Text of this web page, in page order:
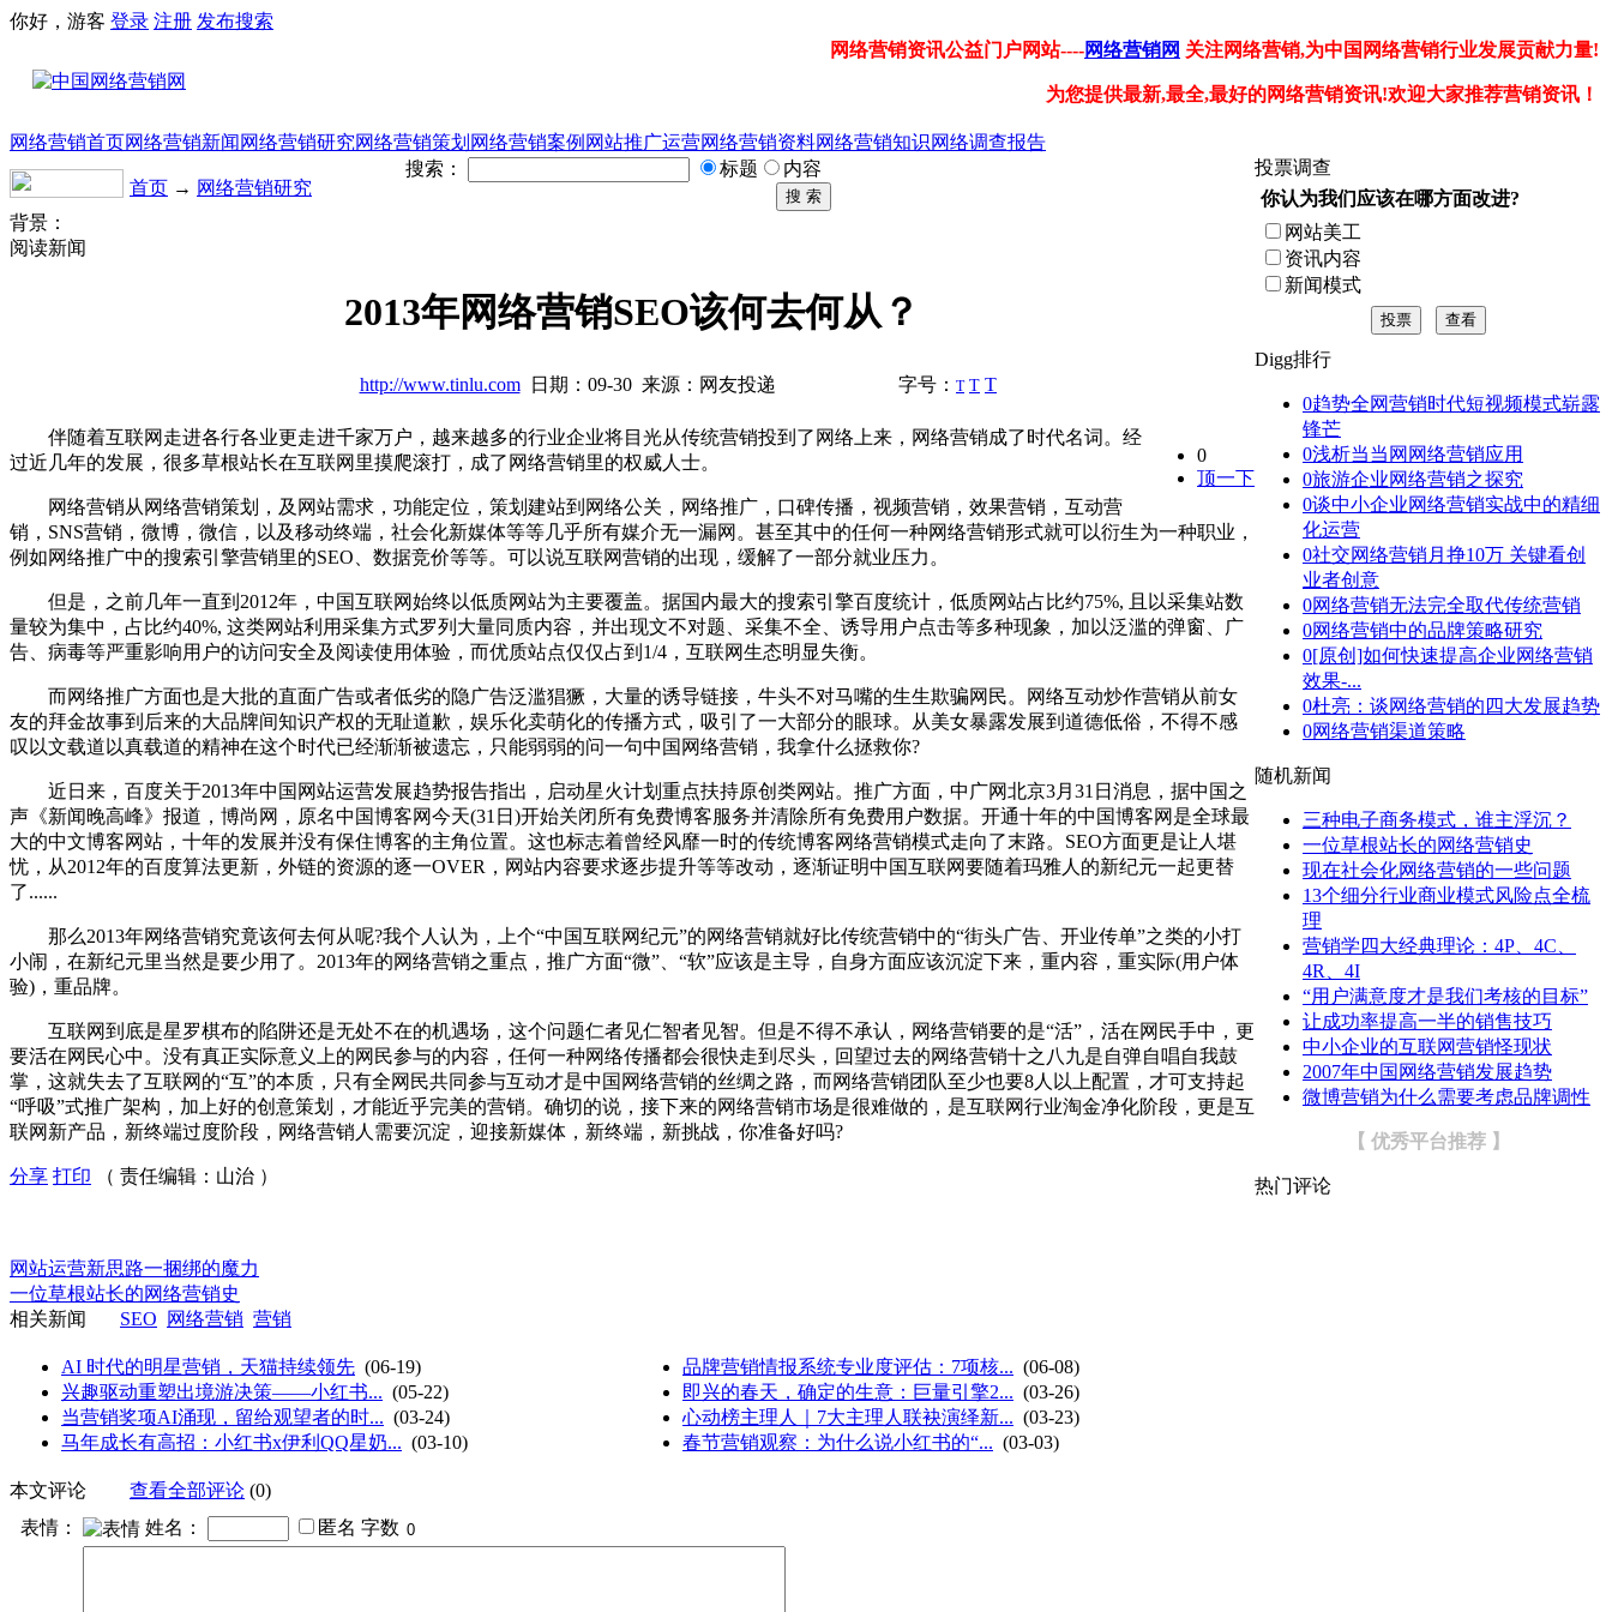
你好，游客 登录 注册 发布搜索
网络营销资讯公益门户网站----网络营销网 关注网络营销,为中国网络营销行业发展贡献力量!
为您提供最新,最全,最好的网络营销资讯!欢迎大家推荐营销资讯！
网络营销首页网络营销新闻 网络营销研究网络营销策划 网络营销案例 网站推广运营网络营销资料网络营销知识网络调查报告
首页 → 网络营销研究
搜索： 标题 内容
搜 索
背景：
阅读新闻
2013年网络营销SEO该何去何从？
http://www.tinlu.com日期：09-30 来源：网友投递 字号： T T T
0
顶一下
伴随着互联网走进各行各业更走进千家万户，越来越多的行业企业将目光从传统营销投到了网络上来，网络营销成了时代名词。经
过近几年的发展，很多草根站长在互联网里摸爬滚打，成了网络营销里的权威人士。
网络营销从网络营销策划，及网站需求，功能定位，策划建站到网络公关，网络推广，口碑传播，视频营销，效果营销，互动营
销，SNS营销，微博，微信，以及移动终端，社会化新媒体等等几乎所有媒介无一漏网。甚至其中的任何一种网络营销形式就可以衍生为一种职业，
例如网络推广中的搜索引擎营销里的SEO、数据竞价等等。可以说互联网营销的出现，缓解了一部分就业压力。
但是，之前几年一直到2012年，中国互联网始终以低质网站为主要覆盖。据国内最大的搜索引擎百度统计，低质网站占比约75%, 且以采集站数
量较为集中，占比约40%, 这类网站利用采集方式罗列大量同质内容，并出现文不对题、采集不全、诱导用户点击等多种现象，加以泛滥的弹窗、广
告、病毒等严重影响用户的访问安全及阅读使用体验，而优质站点仅仅占到1/4，互联网生态明显失衡。
而网络推广方面也是大批的直面广告或者低劣的隐广告泛滥猖獗，大量的诱导链接，牛头不对马嘴的生生欺骗网民。网络互动炒作营销从前女
友的拜金故事到后来的大品牌间知识产权的无耻道歉，娱乐化卖萌化的传播方式，吸引了一大部分的眼球。从美女暴露发展到道德低俗，不得不感
叹以文载道以真载道的精神在这个时代已经渐渐被遗忘，只能弱弱的问一句中国网络营销，我拿什么拯救你?
近日来，百度关于2013年中国网站运营发展趋势报告指出，启动星火计划重点扶持原创类网站。推广方面，中广网北京3月31日消息，据中国之
声《新闻晚高峰》报道，博尚网，原名中国博客网今天(31日)开始关闭所有免费博客服务并清除所有免费用户数据。开通十年的中国博客网是全球最
大的中文博客网站，十年的发展并没有保住博客的主角位置。这也标志着曾经风靡一时的传统博客网络营销模式走向了末路。SEO方面更是让人堪
忧，从2012年的百度算法更新，外链的资源的逐一OVER，网站内容要求逐步提升等等改动，逐渐证明中国互联网要随着玛雅人的新纪元一起更替
了......
那么2013年网络营销究竟该何去何从呢?我个人认为，上个“中国互联网纪元”的网络营销就好比传统营销中的“街头广告、开业传单”之类的小打
小闹，在新纪元里当然是要少用了。2013年的网络营销之重点，推广方面“微”、“软”应该是主导，自身方面应该沉淀下来，重内容，重实际(用户体
验)，重品牌。
互联网到底是星罗棋布的陷阱还是无处不在的机遇场，这个问题仁者见仁智者见智。但是不得不承认，网络营销要的是“活”，活在网民手中，更
要活在网民心中。没有真正实际意义上的网民参与的内容，任何一种网络传播都会很快走到尽头，回望过去的网络营销十之八九是自弹自唱自我鼓
掌，这就失去了互联网的“互”的本质，只有全网民共同参与互动才是中国网络营销的丝绸之路，而网络营销团队至少也要8人以上配置，才可支持起
“呼吸”式推广架构，加上好的创意策划，才能近乎完美的营销。确切的说，接下来的网络营销市场是很难做的，是互联网行业淘金净化阶段，更是互
联网新产品，新终端过度阶段，网络营销人需要沉淀，迎接新媒体，新终端，新挑战，你准备好吗?
分享 打印 （ 责任编辑：山治 ）
网站运营新思路一捆绑的魔力
一位草根站长的网络营销史
相关新闻
SEO 网络营销 营销
AI 时代的明星营销，天猫持续领先 (06-19)
兴趣驱动重塑出境游决策——小红书... (05-22)
当营销奖项AI涌现，留给观望者的时... (03-24)
马年成长有高招：小红书x伊利QQ星奶... (03-10)
品牌营销情报系统专业度评估：7项核... (06-08)
即兴的春天，确定的生意：巨量引擎2... (03-26)
心动榜主理人｜7大主理人联袂演绎新... (03-23)
春节营销观察：为什么说小红书的“... (03-03)
本文评论 查看全部评论 (0)
表情：
姓名： 匿名 字数
投票调查
你认为我们应该在哪方面改进?
网站美工
资讯内容
新闻模式
投票 查看
Digg排行
0趋势全网营销时代短视频模式崭露
锋芒
0浅析当当网网络营销应用
0旅游企业网络营销之探究
0谈中小企业网络营销实战中的精细
化运营
0社交网络营销月挣10万 关键看创
业者创意
0网络营销无法完全取代传统营销
0网络营销中的品牌策略研究
0[原创]如何快速提高企业网络营销
效果-...
0杜亮：谈网络营销的四大发展趋势
0网络营销渠道策略
随机新闻
三种电子商务模式，谁主浮沉？
一位草根站长的网络营销史
现在社会化网络营销的一些问题
13个细分行业商业模式风险点全梳
理
营销学四大经典理论：4P、4C、
4R、4I
“用户满意度才是我们考核的目标”
让成功率提高一半的销售技巧
中小企业的互联网营销怪现状
2007年中国网络营销发展趋势
微博营销为什么需要考虑品牌调性
【 优秀平台推荐 】
热门评论